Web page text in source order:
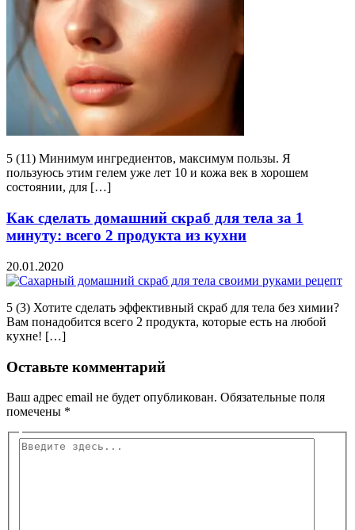
5 (11) Минимум ингредиентов, максимум пользы. Я
пользуюсь этим гелем уже лет 10 и кожа век в хорошем
состоянии, для […]
Как сделать домашний скраб для тела за 1
минуту: всего 2 продукта из кухни
20.01.2020
5 (3) Хотите сделать эффективный скраб для тела без химии?
Вам понадобится всего 2 продукта, которые есть на любой
кухне! […]
Оставьте комментарий
Ваш адрес email не будет опубликован. Обязательные поля
помечены *
Введите